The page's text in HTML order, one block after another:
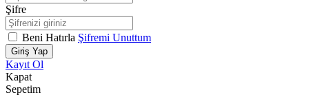
Şifre
Beni Hatırla Şifremi Unuttum
Giriş Yap
Kayıt Ol
Kapat
Sepetim